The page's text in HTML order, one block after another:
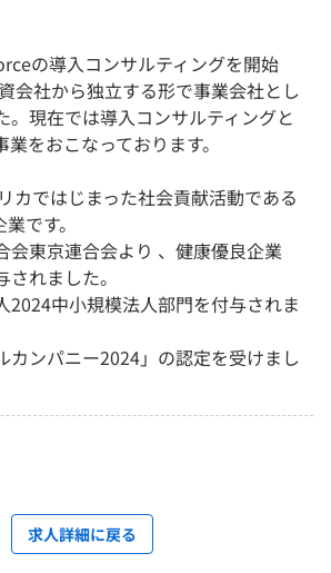
の導入コンサルティングを開始
会社から独立する形で事業会社とし
。現在では導入コンサルティングと
をおこなっております。
カではじまった社会貢献活動であ⁨⁩る
です。
東京連合会より 、健康優良企業
されました。
中小規模法人部門を付与されま
ンパニー2024」の認定を受けまし
求人詳細に戻る